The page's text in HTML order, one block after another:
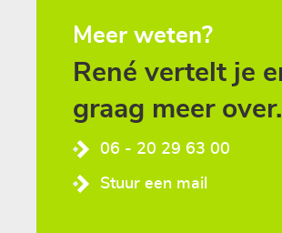
Meer weten?
René vertelt je
graag meer over.
06 - 20 29 63 00
Stuur een mail